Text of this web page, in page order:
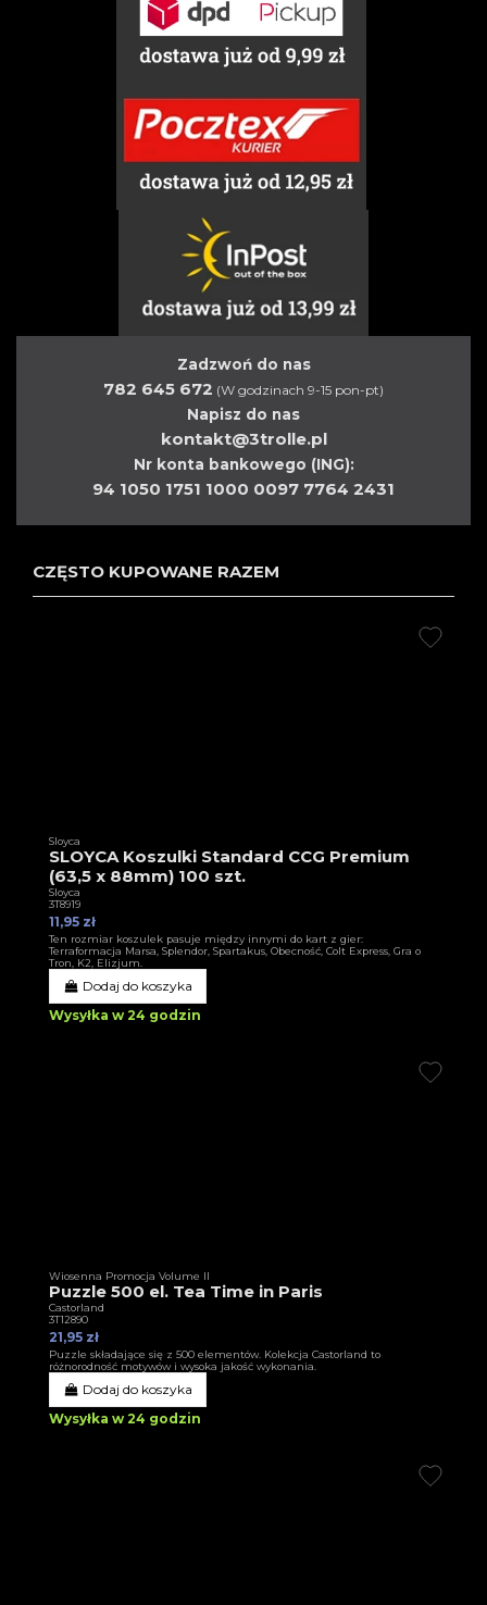
Zadzwoń do nas
782 645 672 (W godzinach 9-15 pon-pt)
Napisz do nas
kontakt@3trolle.pl
Nr konta bankowego (ING):
94 1050 1751 1000 0097 7764 2431
CZĘSTO KUPOWANE RAZEM
Sloyca
SLOYCA Koszulki Standard CCG Premium
(63,5 x 88mm) 100 szt.
Sloyca
3T8919
11,95 zł
Ten rozmiar koszulek pasuje między innymi do kart z gier:
Terraformacja Marsa, Splendor, Spartakus, Obecność, Colt Express, Gra o
Tron, K2, Elizjum.
Dodaj do koszyka
Wysyłka w 24 godzin
Wiosenna Promocja Volume II
Puzzle 500 el. Tea Time in Paris
Castorland
3T12890
21,95 zł
Puzzle składające się z 500 elementów. Kolekcja Castorland to
różnorodność motywów i wysoka jakość wykonania.
Dodaj do koszyka
Wysyłka w 24 godzin